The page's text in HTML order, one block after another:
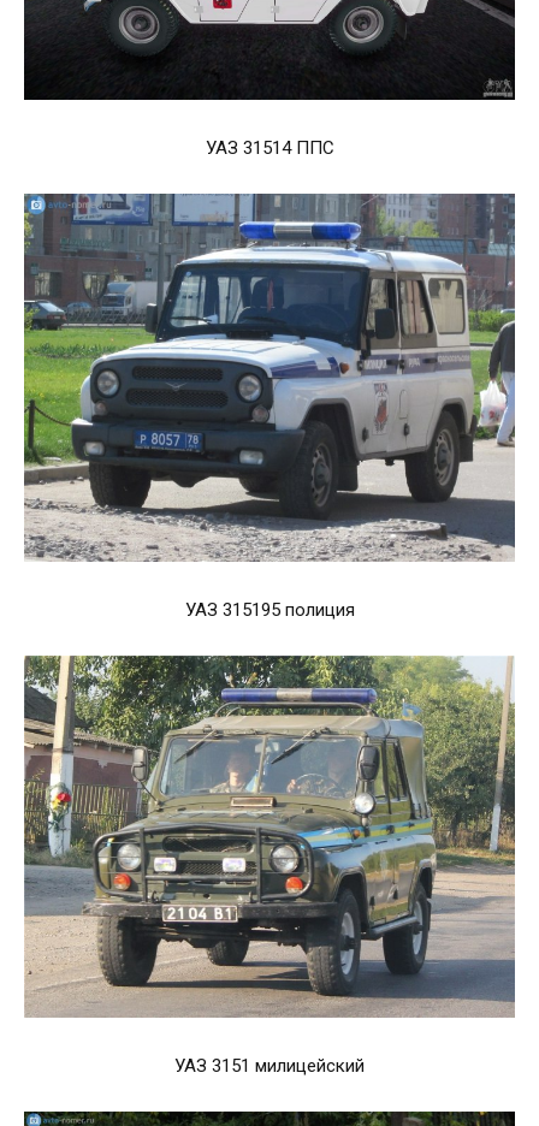
УАЗ 31514 ППС
УАЗ 315195 полиция
УАЗ 3151 милицейский